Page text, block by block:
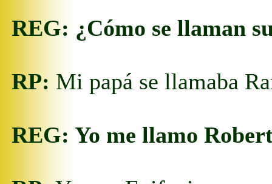
REG: ¿Cómo se llaman
RP: Mi papá se llamaba
REG: Yo me llamo